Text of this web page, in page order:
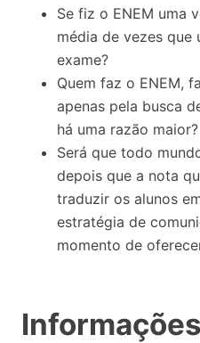
⁠Se fiz o ENEM uma
média de vezes que
exame?
⁠Quem faz o ENEM,
apenas pela busca
há uma razão maior?
⁠Será que todo
depois que a nota
traduzir os alunos
estratégia de
momento de